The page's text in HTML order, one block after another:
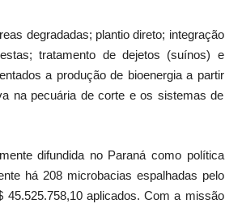
degradadas; plantio direto; integração
tratamento de dejetos (suínos) e
a produção de bioenergia a partir
na pecuária de corte e os sistemas de
difundida no Paraná como política
há 208 microbacias espalhadas pelo
aplicados. Com a missão